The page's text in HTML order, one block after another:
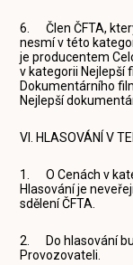
6. Člen ČFTA,
nesmí v této
je producentem
v kategorii Nejlepší
Dokumentárního
Nejlepší
VI. HLASOVÁNÍ V
1. O Cenách v
Hlasování je
sdělení ČFTA.
2. Do hlasování
Provozovateli.